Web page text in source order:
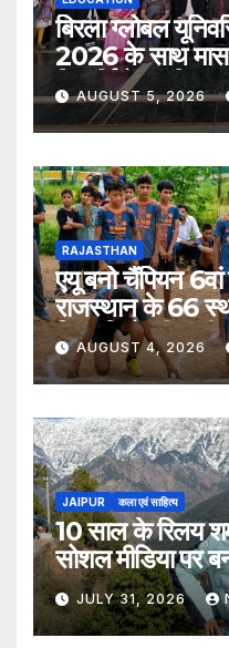
बिरला ग्लोबल
2026 के साथ
विद्यार्थियों का
AUGUST 5, 2026
RAJASTHAN
एयू बनो चैंपियन 6वां
राजस्थान के 66
खिलाड़ियों की
AUGUST 4, 2026
JAIPUR कला एवं साहित्य
10 साल के रिलय
सोशल मीडिया पर
JULY 31, 2026